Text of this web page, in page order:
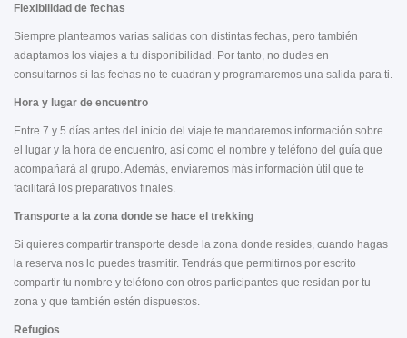
Flexibilidad de fechas
Siempre planteamos varias salidas con distintas fechas, pero también
adaptamos los viajes a tu disponibilidad. Por tanto, no dudes en
consultarnos si las fechas no te cuadran y programaremos una salida para ti.
Hora y lugar de encuentro
Entre 7 y 5 días antes del inicio del viaje te mandaremos información sobre
el lugar y la hora de encuentro, así como el nombre y teléfono del guía que
acompañará al grupo. Además, enviaremos más información útil que te
facilitará los preparativos finales.
Transporte a la zona donde se hace el trekking
Si quieres compartir transporte desde la zona donde resides, cuando hagas
la reserva nos lo puedes trasmitir. Tendrás que permitirnos por escrito
compartir tu nombre y teléfono con otros participantes que residan por tu
zona y que también estén dispuestos.
Refugios